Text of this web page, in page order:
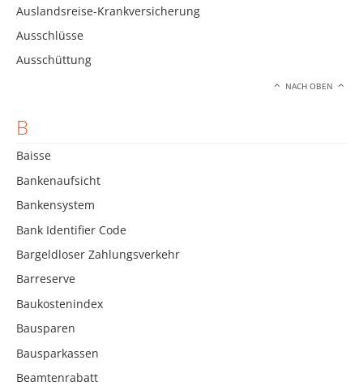
Auslandsreise-Krankversicherung
Ausschlüsse
Ausschüttung
NACH OBEN
B
Baisse
Bankenaufsicht
Bankensystem
Bank Identifier Code
Bargeldloser Zahlungsverkehr
Barreserve
Baukostenindex
Bausparen
Bausparkassen
Beamtenrabatt